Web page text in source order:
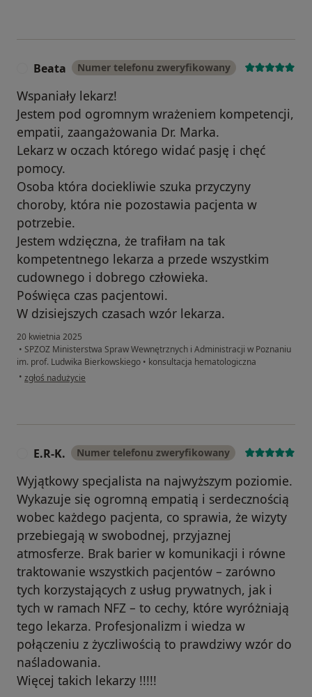
Beata Numer telefonu zweryfikowany
Wspaniały lekarz!
Jestem pod ogromnym wrażeniem kompetencji,
empatii, zaangażowania Dr. Marka.
Lekarz w oczach którego widać pasję i chęć
pomocy.
Osoba która dociekliwie szuka przyczyny
choroby, która nie pozostawia pacjenta w
potrzebie.
Jestem wdzięczna, że trafiłam na tak
kompetentnego lekarza a przede wszystkim
cudownego i dobrego człowieka.
Poświęca czas pacjentowi.
W dzisiejszych czasach wzór lekarza.
20 kwietnia 2025
• SPZOZ Ministerstwa Spraw Wewnętrznych i Administracji w Poznaniu
im. prof. Ludwika Bierkowskiego • konsultacja hematologiczna
• w opinii użytkownika Beata
zgłoś nadużycie
E.R-K. Numer telefonu zweryfikowany
Wyjątkowy specjalista na najwyższym poziomie.
Wykazuje się ogromną empatią i serdecznością
wobec każdego pacjenta, co sprawia, że wizyty
przebiegają w swobodnej, przyjaznej
atmosferze. Brak barier w komunikacji i równe
traktowanie wszystkich pacjentów – zarówno
tych korzystających z usług prywatnych, jak i
tych w ramach NFZ – to cechy, które wyróżniają
tego lekarza. Profesjonalizm i wiedza w
połączeniu z życzliwością to prawdziwy wzór do
naśladowania.
Więcej takich lekarzy !!!!!